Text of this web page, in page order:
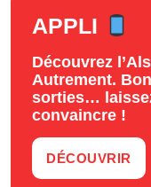
APPLI
Découvrez
Autrement.
sorties…
convaincre !
DÉCOUVRIR